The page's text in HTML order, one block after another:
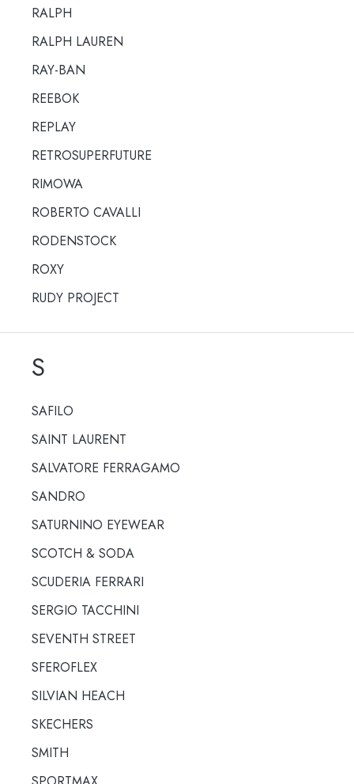
RALPH
RALPH LAUREN
RAY-BAN
REEBOK
REPLAY
RETROSUPERFUTURE
RIMOWA
ROBERTO CAVALLI
RODENSTOCK
ROXY
RUDY PROJECT
S
SAFILO
SAINT LAURENT
SALVATORE FERRAGAMO
SANDRO
SATURNINO EYEWEAR
SCOTCH & SODA
SCUDERIA FERRARI
SERGIO TACCHINI
SEVENTH STREET
SFEROFLEX
SILVIAN HEACH
SKECHERS
SMITH